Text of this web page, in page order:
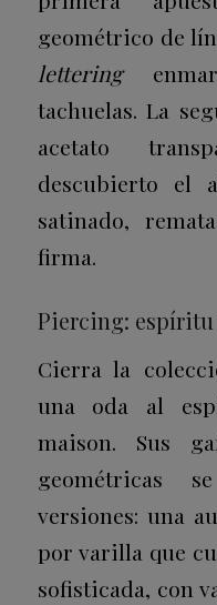
geométrico de
lettering
tachuelas. La
acetato
descubierto el
satinado,
firma.
Piercing:
Cierra la
una oda al
maison. Sus
geométricas
versiones: una
por varilla que
sofisticada, con